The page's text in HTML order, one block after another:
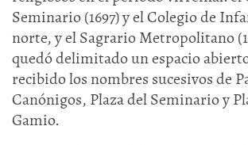
Seminario (1697) y el Colegio de
norte, y el Sagrario Metropolitano
quedó delimitado un espacio
recibido los nombres sucesivos de
Canónigos, Plaza del Seminario y
Gamio.